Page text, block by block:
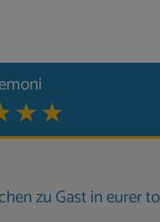
zu Gast in eurer